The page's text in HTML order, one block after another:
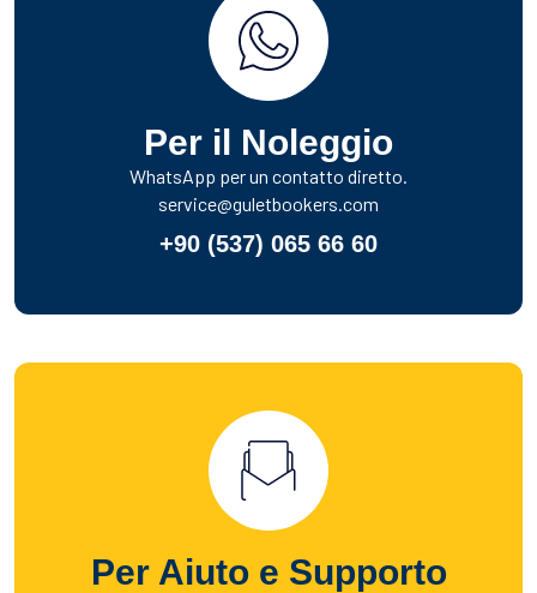
Per il Noleggio
WhatsApp per un contatto diretto.
service@guletbookers.com
+90 (537) 065 66 60
Per Aiuto e Supporto